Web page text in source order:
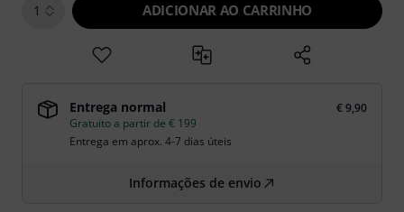
1 ADICIONAR AO CARRINHO
Entrega normal
€ 9,90
Gratuito a partir de € 199
Entrega em aprox. 4-7 dias úteis
Informações de envio